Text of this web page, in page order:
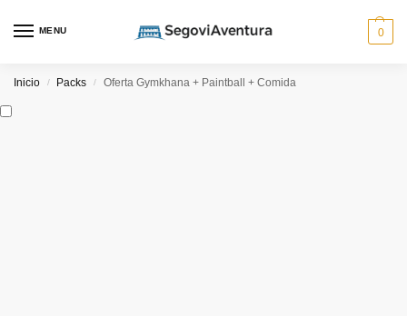
MENU 0
Inicio / Packs / Oferta Gymkhana + Paintball + Comida